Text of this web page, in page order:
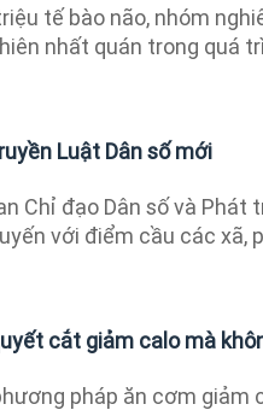
tế bào não, nhóm
nhất quán trong quá
Luật Dân số mới
Chỉ đạo Dân số và
với điểm cầu các xã,
cắt giảm calo mà
pháp ăn cơm giảm